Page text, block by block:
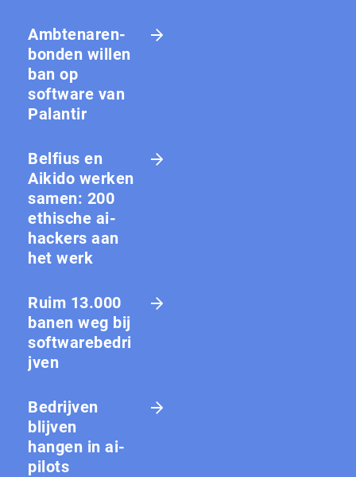
Amb­te­na­ren­
bon­den willen
ban op
software van
Palantir
Belfius en
Aikido werken
samen: 200
ethische ai-
hackers aan
het werk
Ruim 13.000
banen weg bij
softwarebedri
jven
Bedrijven
blijven
hangen in ai-
pilots